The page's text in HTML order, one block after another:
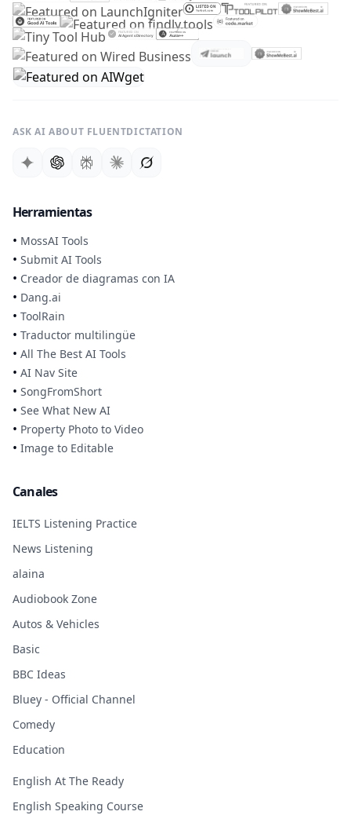
ASK AI ABOUT FLUENTDICTATION
Herramientas
• MossAI Tools
• Submit AI Tools
• Creador de diagramas con IA
• Dang.ai
• ToolRain
• Traductor multilingüe
• All The Best AI Tools
• AI Nav Site
• SongFromShort
• See What New AI
• Property Photo to Video
• Image to Editable
Canales
IELTS Listening Practice
News Listening
alaina
Audiobook Zone
Autos & Vehicles
Basic
BBC Ideas
Bluey - Official Channel
Comedy
Education
English At The Ready
English Speaking Course